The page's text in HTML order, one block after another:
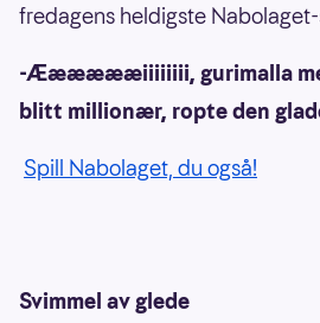
fredagens heldigste
-Ææææææiiiiiiii, gurimalla
blitt millionær, ropte den
Spill Nabolaget, du også!
Svimmel av glede